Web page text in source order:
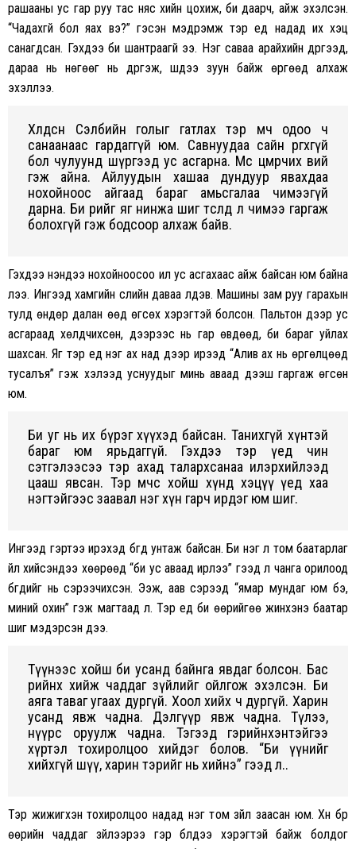
рашааны ус гар руу тас няс хийн цохиж, би даарч, айж эхэлсэн.
“Чадахгүй бол яах вэ?” гэсэн мэдрэмж тэр үед надад их хэцүү
санагдсан. Гэхдээ би шантраагүй ээ. Нэг саваа арайхийн дүүргээд,
дараа нь нөгөөг нь дүүргэж, шүдээ зуун байж өргөөд алхаж
эхэллээ.
Хөлдсөн Сэлбийн голыг гатлах тэр мөч одоо ч
санаанаас гардаггүй юм. Савнуудаа сайн өргөхгүй
бол чулуунд шүргээд ус асгарна. Мөс цөмөрчих вий
гэж айна. Айлуудын хашаа дундуур явахдаа
нохойноос айгаад бараг амьсгалаа чимээгүй
дарна. Би өөрийгөө яг нинжа шиг төсөөлөөд л чимээ гаргаж
болохгүй гэж бодсоор алхаж байв.
Гэхдээ үнэндээ нохойноосоо илүү ус асгахаас айж байсан юм байна
лээ. Ингээд хамгийн сүүлийн даваа үлдэв. Машины зам руу гарахын
тулд өндөр далан өөд өгсөх хэрэгтэй болсон. Пальтон дээр ус
асгараад хөлдчихсөн, дээрээс нь гар өвдөөд, би бараг уйлах
шахсан. Яг тэр үед нэг ах над дээр ирээд “Алив ах нь өргөлцөөд
тусалъя” гэж хэлээд уснуудыг минь аваад дээш гаргаж өгсөн
юм.
Би уг нь их бүрэг хүүхэд байсан. Танихгүй хүнтэй
бараг юм ярьдаггүй. Гэхдээ тэр үед чин
сэтгэлээсээ тэр ахад талархсанаа илэрхийлээд
цааш явсан. Тэр мөчөөс хойш хүнд хэцүү үед хаа
нэгтэйгээс заавал нэг хүн гарч ирдэг юм шиг.
Ингээд гэртээ ирэхэд бүгд унтаж байсан. Би нэг л том баатарлаг
үйл хийсэндээ хөөрөөд “би ус аваад ирлээ” гээд л чанга орилоод
бүгдийг нь сэрээчихсэн. Ээж, аав сэрээд “ямар мундаг юм бэ,
миний охин” гэж магтаад л. Тэр үед би өөрийгөө жинхэнэ баатар
шиг мэдэрсэн дээ.
Түүнээс хойш би усанд байнга явдаг болсон. Бас
өөрийнхөө хийж чаддаг зүйлийг ойлгож эхэлсэн. Би
аяга таваг угаах дургүй. Хоол хийх ч дургүй. Харин
усанд явж чадна. Дэлгүүр явж чадна. Түлээ,
нүүрс оруулж чадна. Тэгээд гэрийнхэнтэйгээ
хүртэл тохиролцоо хийдэг болов. “Би үүнийг
хийхгүй шүү, харин тэрийг нь хийнэ” гээд л..
Тэр жижигхэн тохиролцоо надад нэг том зүйл заасан юм. Хүн бүр
өөрийн чаддаг зүйлээрээ гэр бүлдээ хэрэгтэй байж болдог